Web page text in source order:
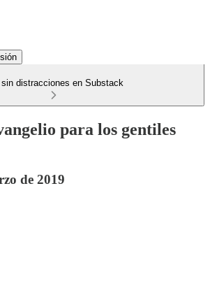
sin distracciones en Substack
para los gentiles
de 2019